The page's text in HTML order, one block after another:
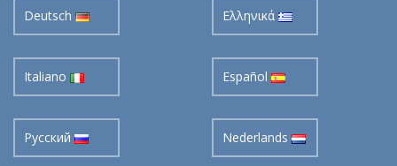
Deutsch Ελληνικά
Italiano Español
Pусский Nederlands